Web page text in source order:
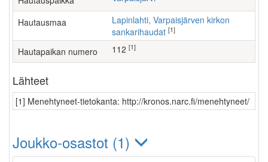
Hautausmaa
Lapinlahti, Varpaisjärven kirkon
sankarihaudat [1]
Hautapaikan numero 112 [1]
Lähteet
[1] Menehtyneet-tietokanta: http://kronos.narc.fi/menehtyneet/
Joukko-osastot (1)